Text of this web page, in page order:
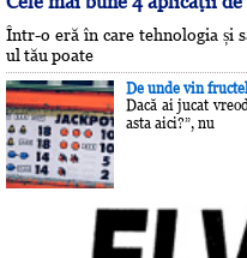
Într-o eră în care tehnologia și
ul tău poate
De unde vin
Dacă ai jucat
asta aici?”, nu